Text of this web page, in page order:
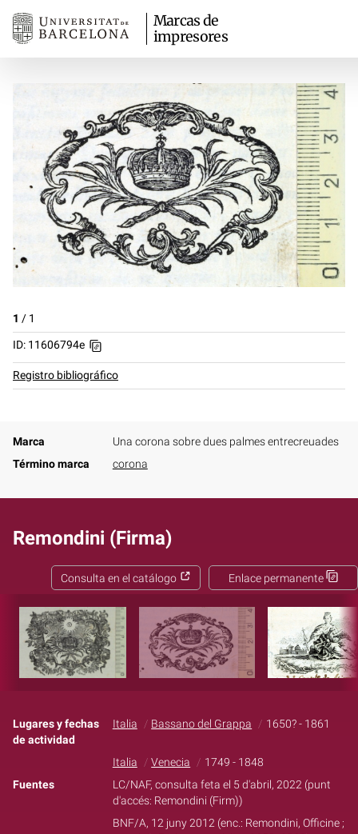
Marcas de
impresores
1 / 1
ID: 11606794e
Registro bibliográfico
Marca
Una corona sobre dues palmes entrecreuades
Término marca
corona
Remondini (Firma)
Enlace permanente
Consulta en el catálogo
Lugares y fechas
de actividad
Italia Bassano del Grappa 1650? - 1861
Italia Venecia
1749 - 1848
Fuentes
LC/NAF, consulta feta el 5 d'abril, 2022 (punt
d'accés: Remondini (Firm))
BNF/A, 12 juny 2012 (enc.: Remondini, Officine ;